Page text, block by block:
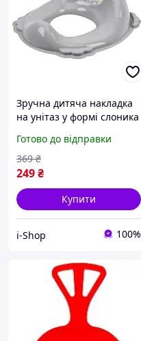
Зручна дитяча накладка
на унітаз у формі слоника
для комфортного
привчання до горщика
Готово до відправки
249₴
369 ₴
Купити
i-Shop 100%